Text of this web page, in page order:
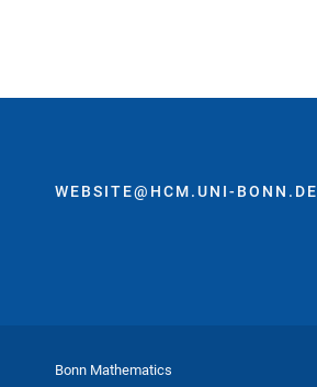
WEBSITE@HCM.UNI-BONN.DE
Bonn Mathematics